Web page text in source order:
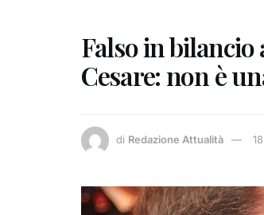
Falso in bilancio
Cesare: non è
di Redazione Attualità